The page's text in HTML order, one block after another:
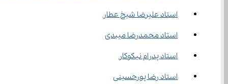
استاد علیرضا شیخ عطار
استاد محمدرضا میبدی
استاد پدرام نیکوکار
استاد رضا پورحسینی